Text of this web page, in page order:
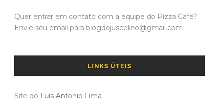
Quer entrar em contato com a equipe do Pizza Cafe?
Envie seu email para blogdojuscelino@gmail.com
LINKS ÚTEIS
Site do Luis Antonio Lima